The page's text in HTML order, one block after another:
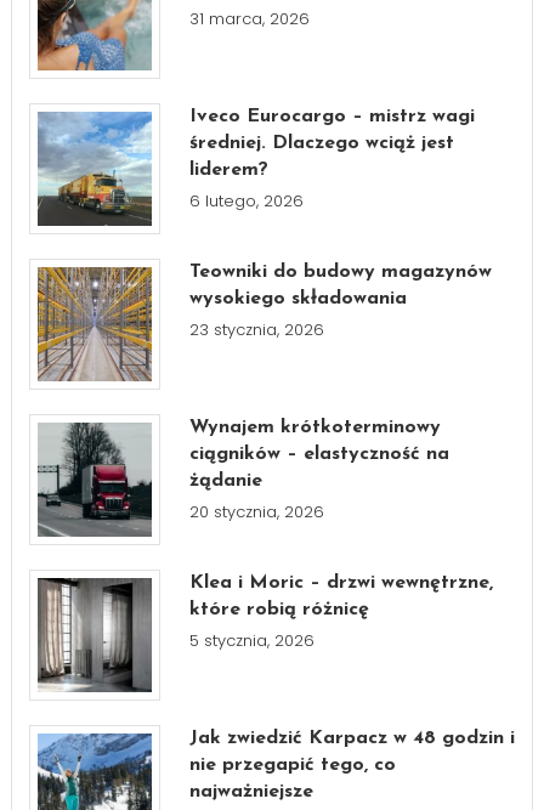
31 marca, 2026
Iveco Eurocargo – mistrz wagi
średniej. Dlaczego wciąż jest
liderem?
6 lutego, 2026
Teowniki do budowy magazynów
wysokiego składowania
23 stycznia, 2026
Wynajem krótkoterminowy
ciągników – elastyczność na
żądanie
20 stycznia, 2026
Klea i Moric – drzwi wewnętrzne,
które robią różnicę
5 stycznia, 2026
Jak zwiedzić Karpacz w 48 godzin i
nie przegapić tego, co
najważniejsze